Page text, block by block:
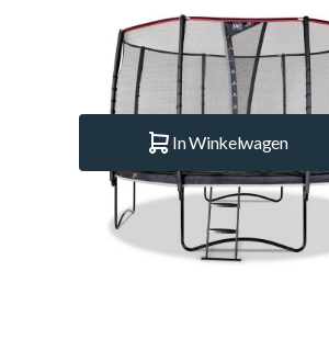
EXIT.13.10.14.00 Merk:Exit Toys
€ 1.449.–
In Winkelwagen
Korte Beschrijving